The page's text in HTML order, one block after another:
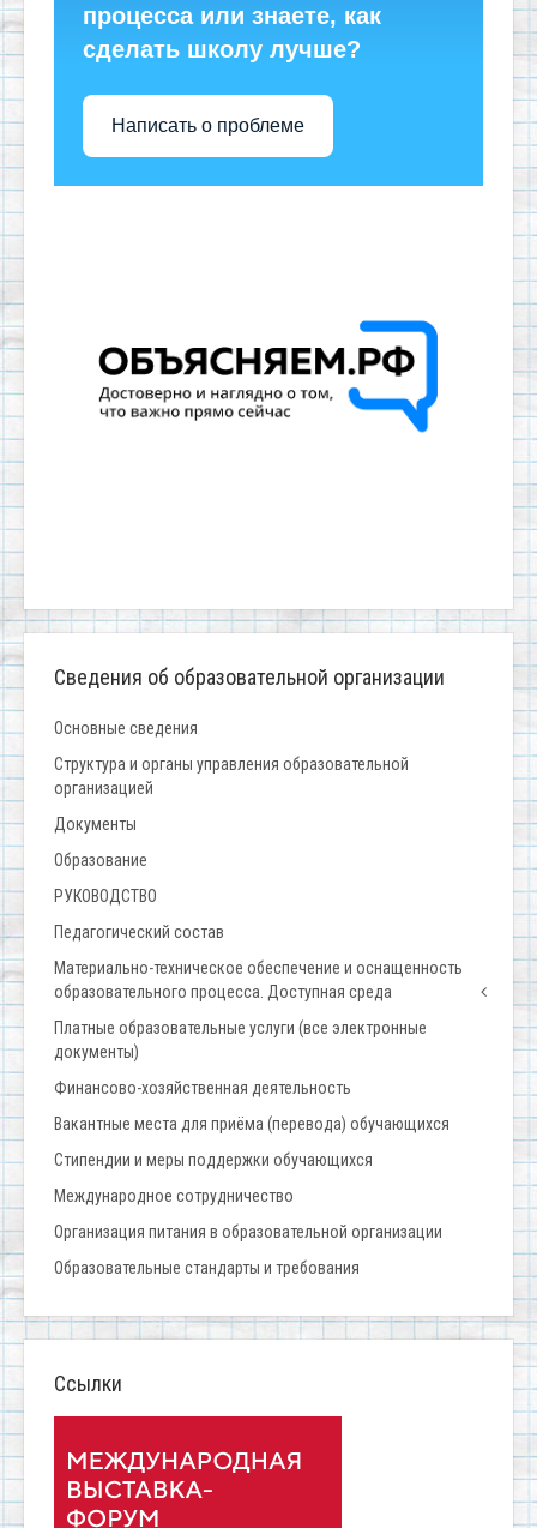
процесса или знаете, как
сделать школу лучше?
Написать о проблеме
Сведения об образовательной организации
Основные сведения
Структура и органы управления образовательной
организацией
Документы
Образование
РУКОВОДСТВО
Педагогический состав
Материально-техническое обеспечение и оснащенность
образовательного процесса. Доступная среда
Платные образовательные услуги (все электронные
документы)
Финансово-хозяйственная деятельность
Вакантные места для приёма (перевода) обучающихся
Стипендии и меры поддержки обучающихся
Международное сотрудничество
Организация питания в образовательной организации
Образовательные стандарты и требования
Ссылки